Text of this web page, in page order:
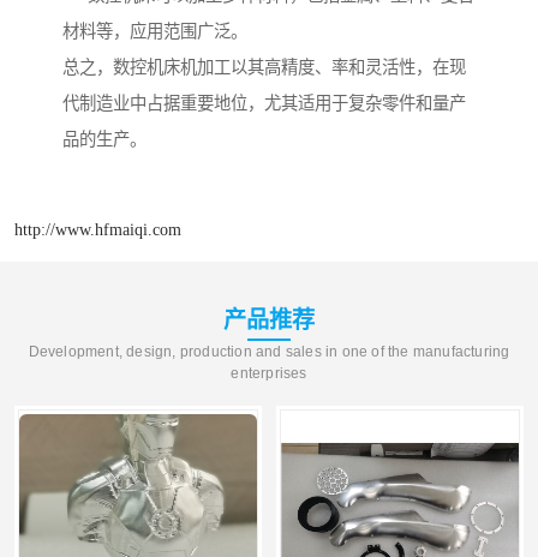
材料等，应用范围广泛。
总之，数控机床机加工以其高精度、率和灵活性，在现
代制造业中占据重要地位，尤其适用于复杂零件和量产
品的生产。
http://www.hfmaiqi.com
产品推荐
Development, design, production and sales in one of the manufacturing
enterprises